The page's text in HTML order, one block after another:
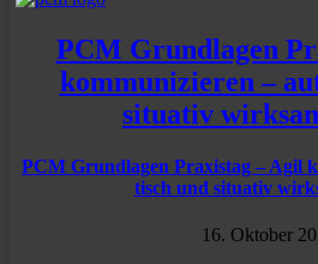
PCM Grund­lagen
kommu­ni­zieren –
situativ
PCM Grund­lagen Praxistag – Agil
tisch und situativ
16. Oktober